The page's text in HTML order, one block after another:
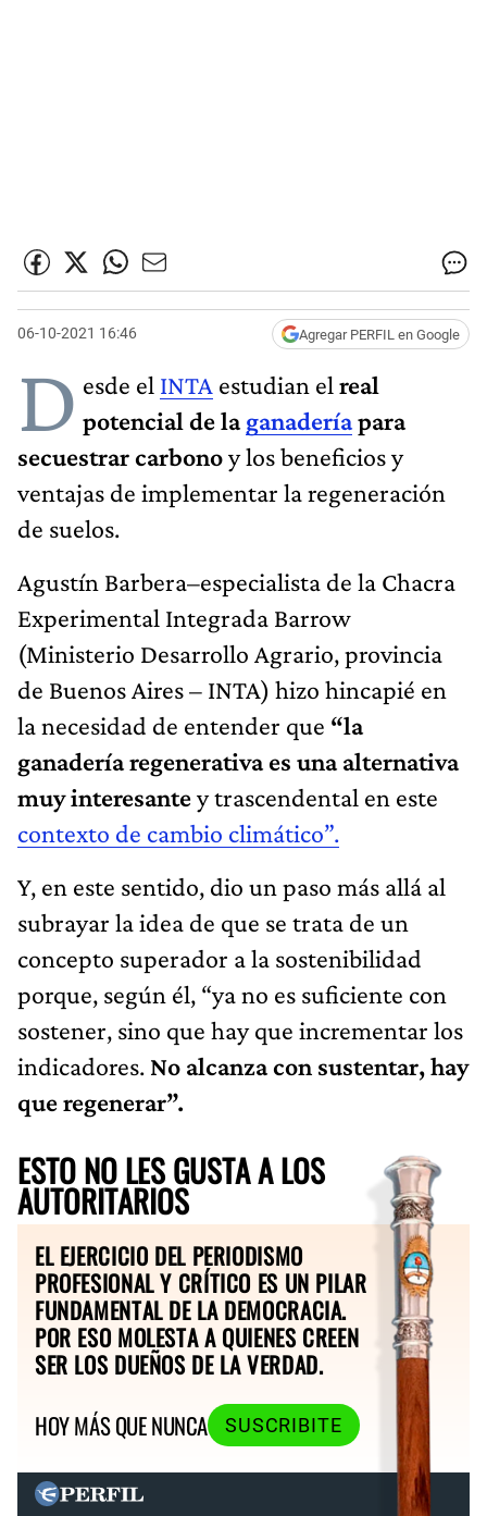
06-10-2021 16:46 Agregar PERFIL en Google
D esde el INTA estudian el real
potencial de laganaderíapara
secuestrar carbonoy los beneficios y
ventajas de implementar la regeneración
de suelos.
Agustín Barbera–especialista de la Chacra
Experimental Integrada Barrow
(Ministerio Desarrollo Agrario, provincia
de Buenos Aires – INTA) hizo hincapié en
la necesidad de entender que “la
ganadería regenerativa es una alternativa
muy interesantey trascendental en este
contexto de cambio climático”.
Y, en este sentido, dio un paso más allá al
subrayar la idea de que se trata de un
concepto superador a la sostenibilidad
porque, según él, “ya no es suficiente con
sostener, sino que hay que incrementar los
indicadores. No alcanza con sustentar, hay
que regenerar”.
ESTO NO LES GUSTA A LOS
AUTORITARIOS
EL EJERCICIO DEL PERIODISMO
PROFESIONAL Y CRÍTICO ES UN PILAR
FUNDAMENTAL DE LA DEMOCRACIA.
POR ESO MOLESTA A QUIENES CREEN
SER LOS DUEÑOS DE LA VERDAD.
HOY MÁS QUE NUNCA
SUSCRIBITE